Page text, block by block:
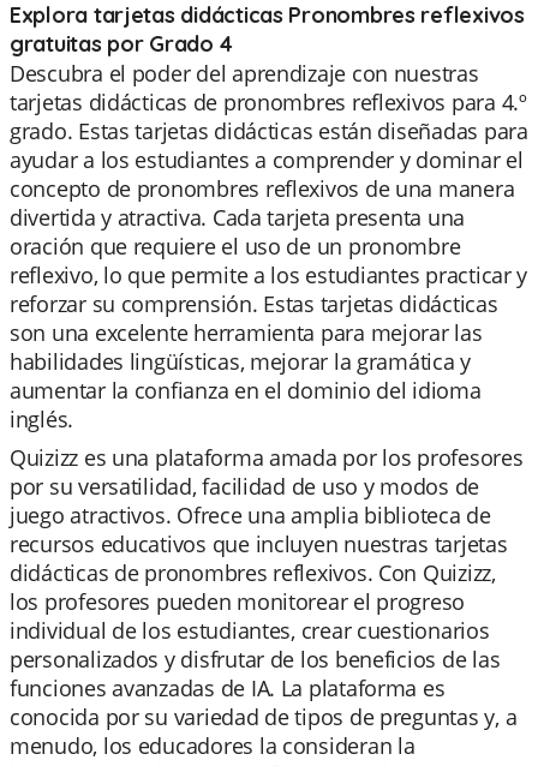
Explora tarjetas didácticas Pronombres reflexivos
gratuitas por Grado 4
Descubra el poder del aprendizaje con nuestras
tarjetas didácticas de pronombres reflexivos para 4.º
grado. Estas tarjetas didácticas están diseñadas para
ayudar a los estudiantes a comprender y dominar el
concepto de pronombres reflexivos de una manera
divertida y atractiva. Cada tarjeta presenta una
oración que requiere el uso de un pronombre
reflexivo, lo que permite a los estudiantes practicar y
reforzar su comprensión. Estas tarjetas didácticas
son una excelente herramienta para mejorar las
habilidades lingüísticas, mejorar la gramática y
aumentar la confianza en el dominio del idioma
inglés.
Quizizz es una plataforma amada por los profesores
por su versatilidad, facilidad de uso y modos de
juego atractivos. Ofrece una amplia biblioteca de
recursos educativos que incluyen nuestras tarjetas
didácticas de pronombres reflexivos. Con Quizizz,
los profesores pueden monitorear el progreso
individual de los estudiantes, crear cuestionarios
personalizados y disfrutar de los beneficios de las
funciones avanzadas de IA. La plataforma es
conocida por su variedad de tipos de preguntas y, a
menudo, los educadores la consideran la